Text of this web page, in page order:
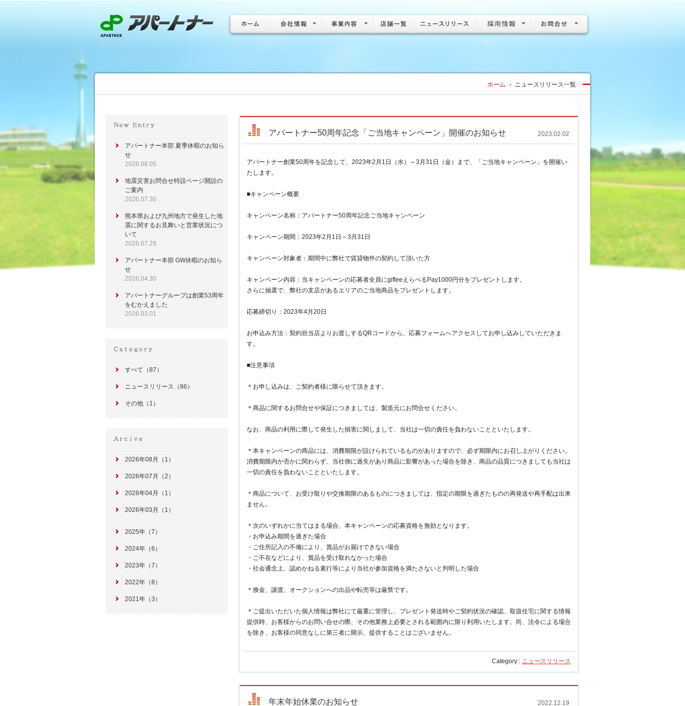
ホーム ・ ニュースリリース一覧
アパートナー本部 夏季休暇のお知ら
せ
2026.08.05
地震災害お問合せ特設ページ開設の
ご案内
2026.07.30
熊本県および九州地方で発生した地
震に関するお見舞いと営業状況につ
いて
2026.07.29
アパートナー本部 GW休暇のお知ら
せ
2026.04.30
アパートナーグループは創業53周年
をむかえました
2026.03.01
すべて（87）
ニュースリリース（86）
その他（1）
2026年08月（1）
2026年07月（2）
2026年04月（1）
2026年03月（1）
2025年（7）
2024年（6）
2023年（7）
2022年（8）
2021年（3）
アパートナー50周年記念「ご当地キャンペーン」開催のお知らせ 2023.02.02
アパートナー創業50周年を記念して、2023年2月1日（水）～3月31日（金）まで、「ご当地キャンペーン」を開催い
たします。
■キャンペーン概要
キャンペーン名称：アパートナー50周年記念ご当地キャンペーン
キャンペーン期間：2023年2月1日～3月31日
キャンペーン対象者：期間中に弊社で賃貸物件の契約して頂いた方
キャンペーン内容：当キャンペーンの応募者全員にgifteeえらべるPay1000円分をプレゼントします。
さらに抽選で、弊社の支店があるエリアのご当地商品をプレゼントします。
応募締切り：2023年4月20日
お申込み方法：契約担当店よりお渡しするQRコードから、応募フォームへアクセスしてお申し込みしていただきま
す。
■注意事項
＊お申し込みは、ご契約者様に限らせて頂きます。
＊商品に関するお問合せや保証につきましては、製造元にお問合せください。
なお、商品の利用に際して発生した損害に関しまして、当社は一切の責任を負わないことといたします。
＊本キャンペーンの商品には、消費期限が設けられているものがありますので、必ず期限内にお召し上がりください。
消費期限内か否かに関わらず、当社側に過失があり商品に影響があった場合を除き、商品の品質につきましても当社は
一切の責任を負わないことといたします。
＊商品について、お受け取りや交換期限のあるものにつきましては、指定の期限を過ぎたものの再発送や再手配は出来
ません。
＊次のいずれかに当てはまる場合、本キャンペーンの応募資格を無効となります。
・お申込み期間を過ぎた場合
・ご住所記入の不備により、賞品がお届けできない場合
・ご不在などにより、賞品を受け取れなかった場合
・社会通念上、認めかねる素行等により当社が参加資格を満たさないと判明した場合
＊換金、譲渡、オークションへの出品や転売等は厳禁です。
＊ご提出いただいた個人情報は弊社にて厳重に管理し、プレゼント発送時やご契約状況の確認、取扱住宅に関する情報
提供時、お客様からのお問い合せの際、その他業務上必要とされる範囲内に限り利用いたします。尚、法令による場合
を除き、お客様の同意なしに第三者に開示、提供することはございません。
Category : ニュースリリース
年末年始休業のお知らせ 2022.12.19